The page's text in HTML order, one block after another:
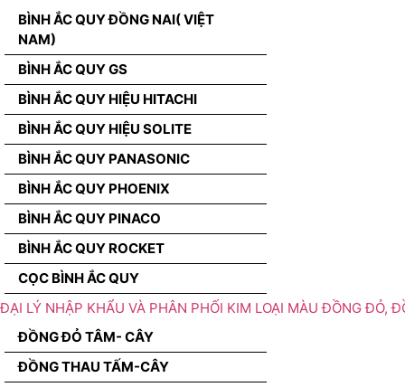
BÌNH ẮC QUY ĐỒNG NAI( VIỆT
NAM)
BÌNH ẮC QUY GS
BÌNH ẮC QUY HIỆU HITACHI
BÌNH ẮC QUY HIỆU SOLITE
BÌNH ẮC QUY PANASONIC
BÌNH ẮC QUY PHOENIX
BÌNH ẮC QUY PINACO
BÌNH ẮC QUY ROCKET
CỌC BÌNH ẮC QUY
ĐẠI LÝ NHẬP KHẨU VÀ PHÂN PHỐI KIM LOẠI MÀU ĐỒNG ĐỎ,
ĐỒNG ĐỎ TÂM- CÂY
ĐỒNG THAU TẤM-CÂY